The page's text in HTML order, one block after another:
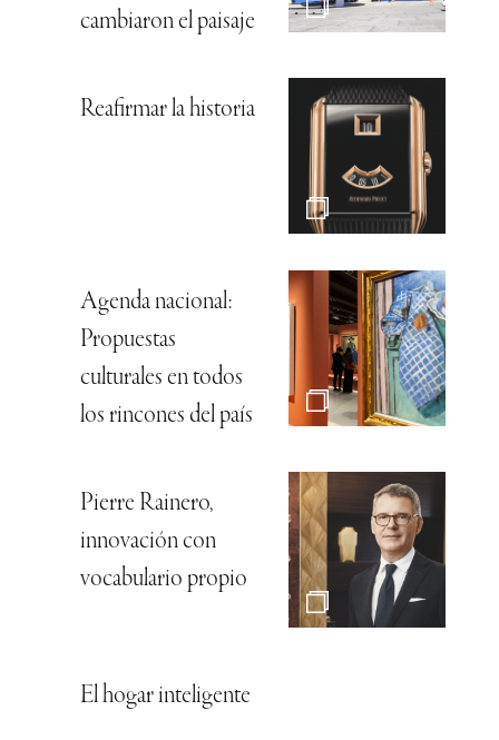
cambiaron el paisaje
Reafirmar la historia
Agenda nacional:
Propuestas
culturales en todos
los rincones del país
Pierre Rainero,
innovación con
vocabulario propio
El hogar inteligente